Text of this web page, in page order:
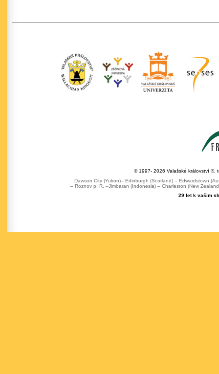
© 1997- 2026 Valašské království ®,
Dawson City (Yukon)– Edinburgh (Scotland) – Edwardstown
– Roznov p. R. –Jimbaran (Indonesia) – Charleston (New
29 let k vašim